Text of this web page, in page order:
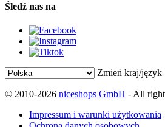
Śledź nas na
Zmień kraj/język
© 2010-2026 niceshops GmbH - All
Impressum i warunki użytkowania